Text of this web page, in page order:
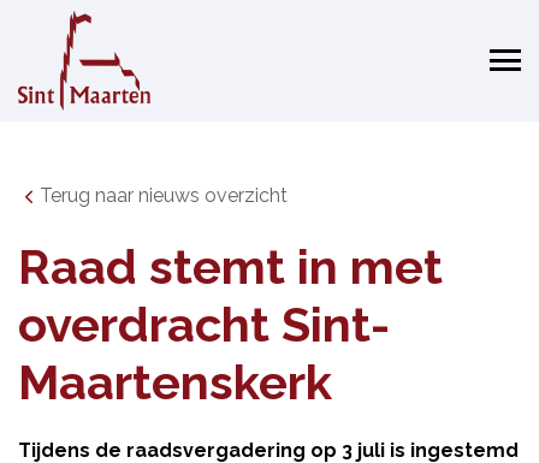
Terug naar nieuws overzicht
Raad stemt in met
overdracht Sint-
Maartenskerk
Tijdens de raadsvergadering op 3 juli is ingestemd